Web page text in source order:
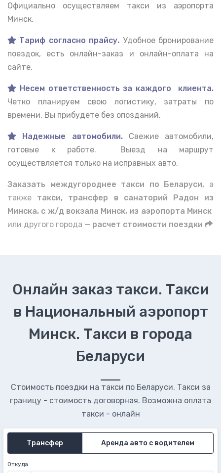
Официально осуществляем такси из аэропорта
Минск.
Тариф согласно прайсу. Удобное бронирование
поездок, есть онлайн-заказ и онлайн-оплата на
сайте.
Несем ответственность за каждого клиента.
Четко планируем свою логистику, затраты по
времени. Вы прибудете без опозданий.
Надежные автомобили. Свежие автомобили,
готовые к работе. Выезд на маршрут
осуществляется только на исправных авто.
Заказать междугороднее такси по Беларуси, а
также такси, трансфер в санаторий Радон из
Минска, с ж/д вокзала Минск, из аэропорта Минск
или другого города — расчет стоимости поездки
Онлайн заказ такси. Такси
в Национальный аэропорт
Минск. Такси в города
Беларуси
Стоимость поездки на такси по Беларуси. Такси за
границу - стоимость договорная. Возможна оплата
такси - онлайн
Трансфер Аренда авто с водителем
Откуда